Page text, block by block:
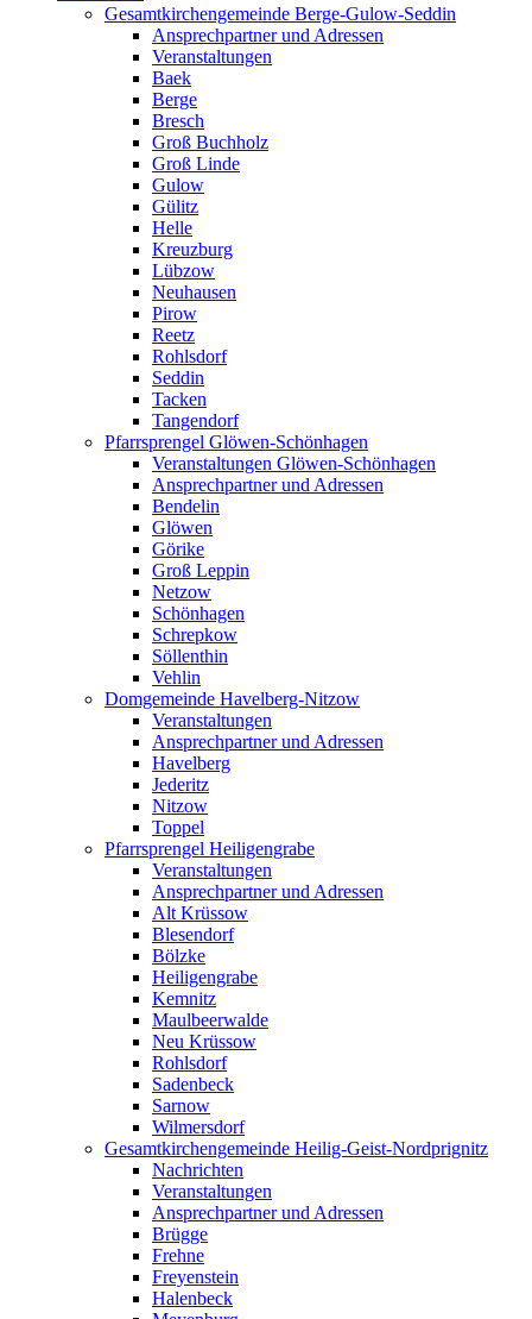
Gesamtkirchengemeinde Berge-Gulow-Seddin
Ansprechpartner und Adressen
Veranstaltungen
Baek
Berge
Bresch
Groß Buchholz
Groß Linde
Gulow
Gülitz
Helle
Kreuzburg
Lübzow
Neuhausen
Pirow
Reetz
Rohlsdorf
Seddin
Tacken
Tangendorf
Pfarrsprengel Glöwen-Schönhagen
Veranstaltungen Glöwen-Schönhagen
Ansprechpartner und Adressen
Bendelin
Glöwen
Görike
Groß Leppin
Netzow
Schönhagen
Schrepkow
Söllenthin
Vehlin
Domgemeinde Havelberg-Nitzow
Veranstaltungen
Ansprechpartner und Adressen
Havelberg
Jederitz
Nitzow
Toppel
Pfarrsprengel Heiligengrabe
Veranstaltungen
Ansprechpartner und Adressen
Alt Krüssow
Blesendorf
Bölzke
Heiligengrabe
Kemnitz
Maulbeerwalde
Neu Krüssow
Rohlsdorf
Sadenbeck
Sarnow
Wilmersdorf
Gesamtkirchengemeinde Heilig-Geist-Nordprignitz
Nachrichten
Veranstaltungen
Ansprechpartner und Adressen
Brügge
Frehne
Freyenstein
Halenbeck